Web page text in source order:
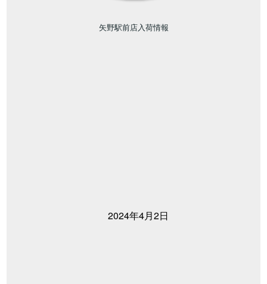
矢野駅前店入荷情報
2024年4月2日